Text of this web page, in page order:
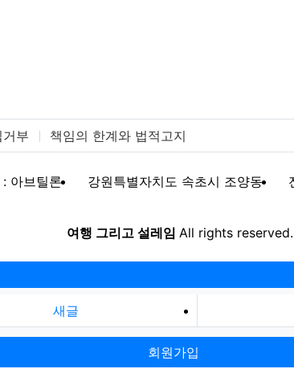
부 책임의 한계와 법적고지
아브틸론 강원특별자치도 속초시 조양동
여행 그리고 설레임 All rights reserved.
새글
회원가입